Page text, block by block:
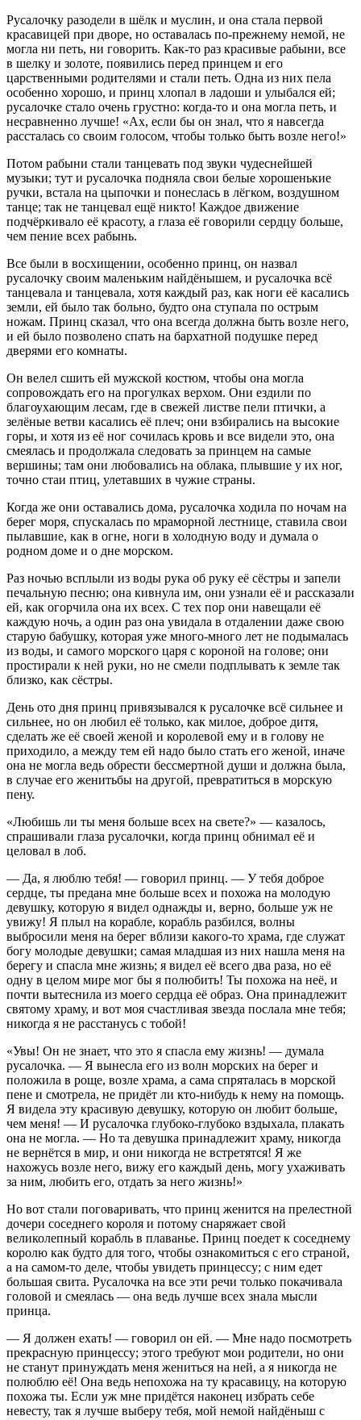
Русалочку разодели в шёлк и муслин, и она стала первой
красавицей при дворе, но оставалась по-прежнему немой, не
могла ни петь, ни говорить. Как-то раз красивые рабыни, все
в шелку и золоте, появились перед принцем и его
царственными родителями и стали петь. Одна из них пела
особенно хорошо, и принц хлопал в ладоши и улыбался ей;
русалочке стало очень грустно: когда-то и она могла петь, и
несравненно лучше! «Ах, если бы он знал, что я навсегда
рассталась со своим голосом, чтобы только быть возле него!»
Потом рабыни стали танцевать под звуки чудеснейшей
музыки; тут и русалочка подняла свои белые хорошенькие
ручки, встала на цыпочки и понеслась в лёгком, воздушном
танце; так не танцевал ещё никто! Каждое движение
подчёркивало её красоту, а глаза её говорили сердцу больше,
чем пение всех рабынь.
Все были в восхищении, особенно принц, он назвал
русалочку своим маленьким найдёнышем, и русалочка всё
танцевала и танцевала, хотя каждый раз, как ноги её касались
земли, ей было так больно, будто она ступала по острым
ножам. Принц сказал, что она всегда должна быть возле него,
и ей было позволено спать на бархатной подушке перед
дверями его комнаты.
Он велел сшить ей мужской костюм, чтобы она могла
сопровождать его на прогулках верхом. Они ездили по
благоухающим лесам, где в свежей листве пели птички, а
зелёные ветви касались её плеч; они взбирались на высокие
горы, и хотя из её ног сочилась кровь и все видели это, она
смеялась и продолжала следовать за принцем на самые
вершины; там они любовались на облака, плывшие у их ног,
точно стаи птиц, улетавших в чужие страны.
Когда же они оставались дома, русалочка ходила по ночам на
берег моря, спускалась по мраморной лестнице, ставила свои
пылавшие, как в огне, ноги в холодную воду и думала о
родном доме и о дне морском.
Раз ночью всплыли из воды рука об руку её сёстры и запели
печальную песню; она кивнула им, они узнали её и рассказали
ей, как огорчила она их всех. С тех пор они навещали её
каждую ночь, а один раз она увидала в отдалении даже свою
старую бабушку, которая уже много-много лет не подымалась
из воды, и самого морского царя с короной на голове; они
простирали к ней руки, но не смели подплывать к земле так
близко, как сёстры.
День ото дня принц привязывался к русалочке всё сильнее и
сильнее, но он любил её только, как милое, доброе дитя,
сделать же её своей женой и королевой ему и в голову не
приходило, а между тем ей надо было стать его женой, иначе
она не могла ведь обрести бессмертной души и должна была,
в случае его женитьбы на другой, превратиться в морскую
пену.
«Любишь ли ты меня больше всех на свете?» — казалось,
спрашивали глаза русалочки, когда принц обнимал её и
целовал в лоб.
— Да, я люблю тебя! — говорил принц. — У тебя доброе
сердце, ты предана мне больше всех и похожа на молодую
девушку, которую я видел однажды и, верно, больше уж не
увижу! Я плыл на корабле, корабль разбился, волны
выбросили меня на берег вблизи какого-то храма, где служат
богу молодые девушки; самая младшая из них нашла меня на
берегу и спасла мне жизнь; я видел её всего два раза, но её
одну в целом мире мог бы я полюбить! Ты похожа на неё, и
почти вытеснила из моего сердца её образ. Она принадлежит
святому храму, и вот моя счастливая звезда послала мне тебя;
никогда я не расстанусь с тобой!
«Увы! Он не знает, что это я спасла ему жизнь! — думала
русалочка. — Я вынесла его из волн морских на берег и
положила в роще, возле храма, а сама спряталась в морской
пене и смотрела, не придёт ли кто-нибудь к нему на помощь.
Я видела эту красивую девушку, которую он любит больше,
чем меня! — И русалочка глубоко-глубоко вздыхала, плакать
она не могла. — Но та девушка принадлежит храму, никогда
не вернётся в мир, и они никогда не встретятся! Я же
нахожусь возле него, вижу его каждый день, могу ухаживать
за ним, любить его, отдать за него жизнь!»
Но вот стали поговаривать, что принц женится на прелестной
дочери соседнего короля и потому снаряжает свой
великолепный корабль в плаванье. Принц поедет к соседнему
королю как будто для того, чтобы ознакомиться с его страной,
а на самом-то деле, чтобы увидеть принцессу; с ним едет
большая свита. Русалочка на все эти речи только покачивала
головой и смеялась — она ведь лучше всех знала мысли
принца.
— Я должен ехать! — говорил он ей. — Мне надо посмотреть
прекрасную принцессу; этого требуют мои родители, но они
не станут принуждать меня жениться на ней, а я никогда не
полюблю её! Она ведь непохожа на ту красавицу, на которую
похожа ты. Если уж мне придётся наконец избрать себе
невесту, так я лучше выберу тебя, мой немой найдёныш с